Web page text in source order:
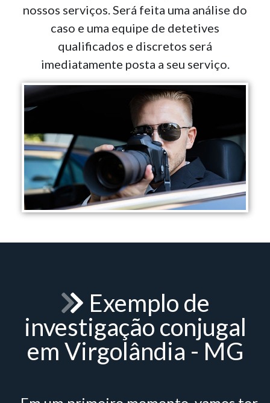
nossos serviços. Será feita uma análise do
caso e uma equipe de detetives
qualificados e discretos será
imediatamente posta a seu serviço.
Exemplo de
investigação conjugal
em Virgolândia - MG